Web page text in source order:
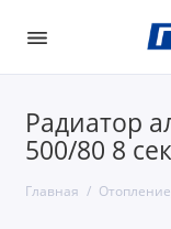
Радиатор
500/80 8
Главная